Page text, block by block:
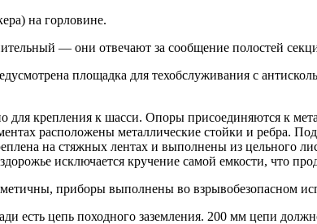
на горловине.
— они отвечают за сообщение полостей
площадка для техобслуживания с
крепления к шасси. Опоры присоединяются к
расположены металлические стойки и ребра.
на стяжных лентах и выполнены из цельного
исключается кручение самой емкости, что
приборы выполнены во взрывобезопасном
есть цепь походного заземления. 200 мм цепи